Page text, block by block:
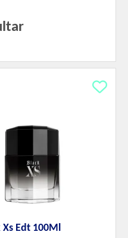
Xs Edt 100Ml